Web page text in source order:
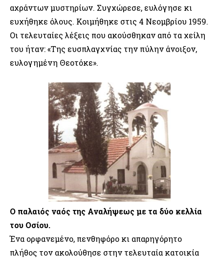
αχράντων μυστηρίων. Συγχώρεσε, ευλόγησε κι
ευχήθηκε όλους. Κοιμήθηκε στις 4 Νεομβρίου 1959.
Οι τελευταίες λέξεις που ακούσθηκαν από τα χείλη
του ήταν: «Της ευσπλαγχνίας την πύλην άνοιξον,
ευλογημένη Θεοτόκε».
Ο παλαιός ναός της Αναλήψεως με τα δύο κελλία
του Οσίου.
Ένα ορφανεμένο, πενθηφόρο κι απαρηγόρητο
πλήθος τον ακολούθησε στην τελευταία κατοικία